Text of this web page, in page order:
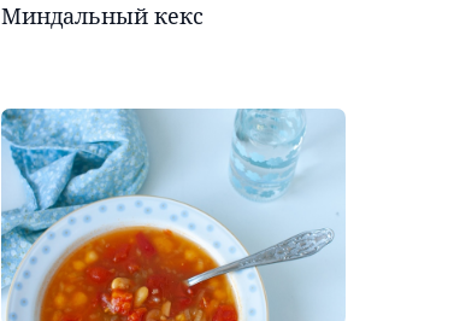
Миндальный кекс